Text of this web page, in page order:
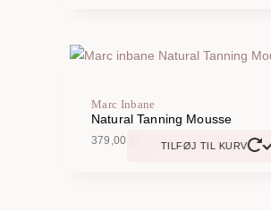
Marc Inbane
Natural Tanning Mousse
379,00 TILFØJ TIL KURV